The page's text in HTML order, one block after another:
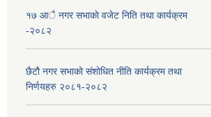
१७ आै नगर सभाकाे वजेट निति तथा कार्यक्रम
-२०८२
छैटौ नगर सभाको संशोधित नीति कार्यक्रम तथा
निर्णयहरु २०८१-२०८२